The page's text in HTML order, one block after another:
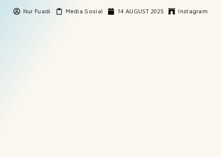
Nur Fuadi Media Sosial 14 AUGUST 2025 Instagram